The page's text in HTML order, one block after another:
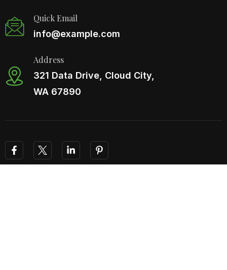
Quick Email
info@example.com
Address
321 Data Drive, Cloud City,
WA 67890